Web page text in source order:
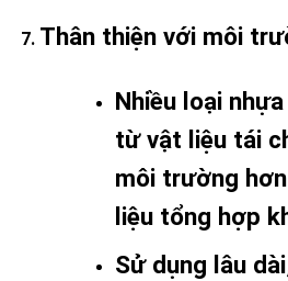
Thân thiện với môi
Nhiều loại
từ vật liệu tái
môi trường
liệu tổng hợp
Sử dụng lâu